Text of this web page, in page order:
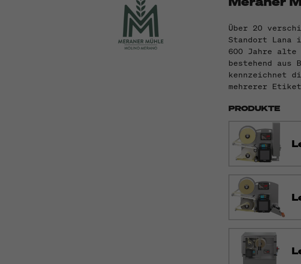
Über 20
Standort Lana
600 Jahre
bestehend
kennzeichnet
mehrerer
PRODUKTE